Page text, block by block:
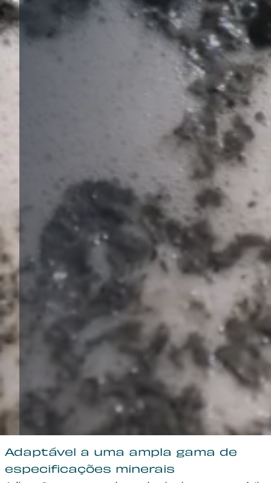
Adaptável a uma ampla gama de
especificações minerais